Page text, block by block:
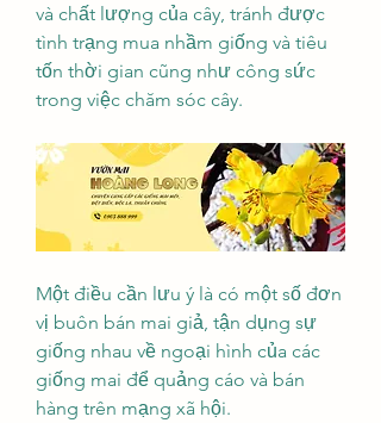
và chất lượng của cây, tránh được
tình trạng mua nhầm giống và tiêu
tốn thời gian cũng như công sức
trong việc chăm sóc cây.
Một điều cần lưu ý là có một số đơn
vị buôn bán mai giả, tận dụng sự
giống nhau về ngoại hình của các
giống mai để quảng cáo và bán
hàng trên mạng xã hội.